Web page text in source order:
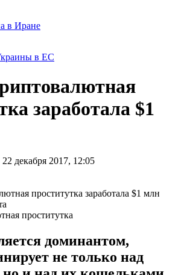
в Иране
в ЕС
заработала $1
декабря 2017, 12:05
проститутка
доминантом,
не только над